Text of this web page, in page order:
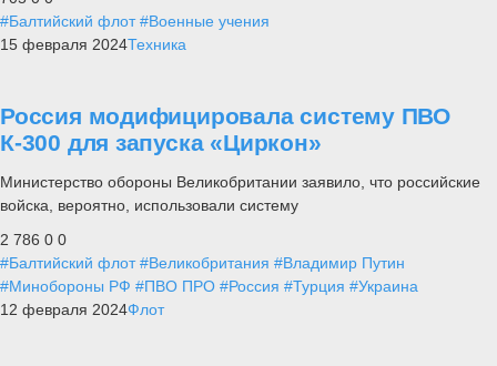
#Балтийский флот #Военные учения
15 февраля 2024Техника
Россия модифицировала систему ПВО
К-300 для запуска «Циркон»
Министерство обороны Великобритании заявило, что российские
войска, вероятно, использовали систему
2 786 0 0
#Балтийский флот #Великобритания #Владимир Путин
#Минобороны РФ #ПВО ПРО #Россия #Турция #Украина
12 февраля 2024Флот